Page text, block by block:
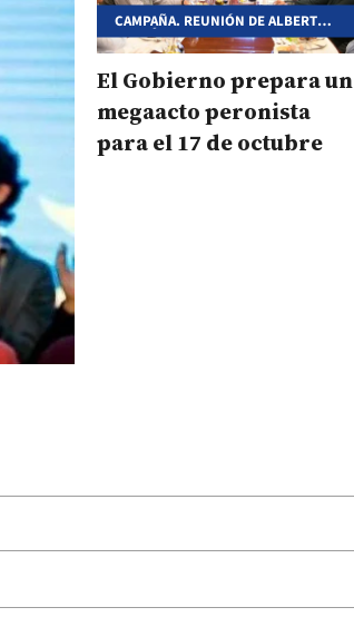
CAMPAÑA. REUNIÓN DE ALBERTO
FERNÁNDEZ Y LA CGT
El Gobierno prepara un
megaacto peronista
para el 17 de octubre